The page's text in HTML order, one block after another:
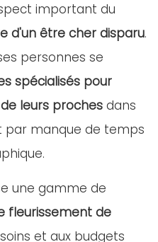
important du
d'un être cher disparu.
personnes se
spécialisés pour
leurs proches dans
manque de temps
une gamme de
fleurissement de
et aux budgets